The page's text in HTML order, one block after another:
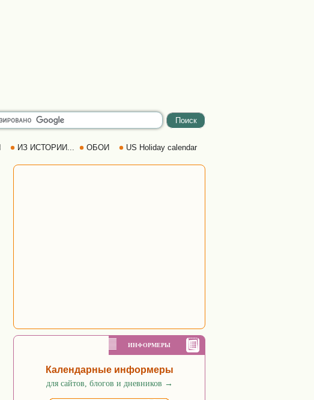
ИЗ ИСТОРИИ... ОБОИ US Holiday calendar
ИНФОРМЕРЫ
Календарные информеры
для сайтов, блогов и дневников →